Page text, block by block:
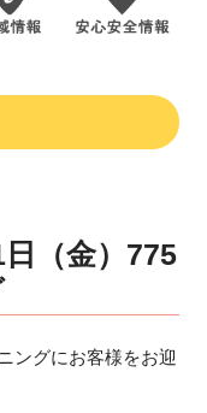
日（金）775
ングにお客様をお迎